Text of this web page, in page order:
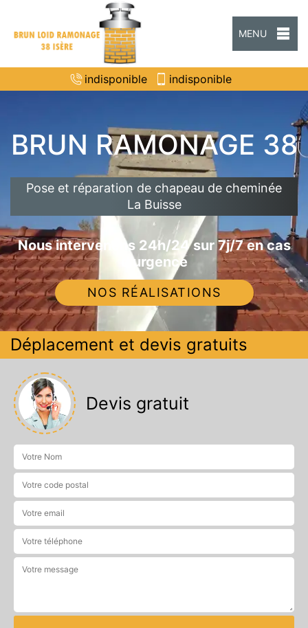
MENU
indisponible indisponible
BRUN RAMONAGE 38
Pose et réparation de chapeau de cheminée
La Buisse
Nous intervenons 24h/24 sur 7j/7 en cas
d'urgence
NOS RÉALISATIONS
Déplacement et devis gratuits
Devis gratuit